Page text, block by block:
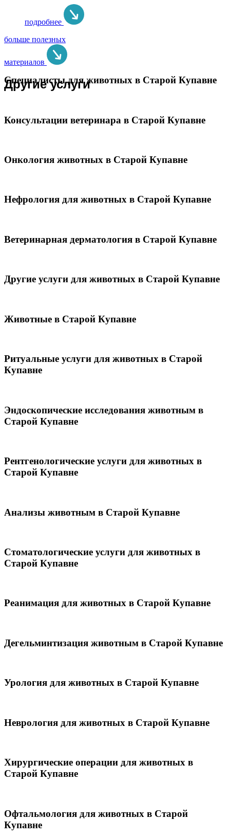
подробнее
больше полезных
материалов
Другие услуги
Специалисты для животных в Старой Купавне
Консультации ветеринара в Старой Купавне
Онкология животных в Старой Купавне
Нефрология для животных в Старой Купавне
Ветеринарная дерматология в Старой Купавне
Другие услуги для животных в Старой Купавне
Животные в Старой Купавне
Ритуальные услуги для животных в Старой
Купавне
Эндоскопические исследования животным в
Старой Купавне
Рентгенологические услуги для животных в
Старой Купавне
Анализы животным в Старой Купавне
Стоматологические услуги для животных в
Старой Купавне
Реанимация для животных в Старой Купавне
Дегельминтизация животным в Старой Купавне
Урология для животных в Старой Купавне
Неврология для животных в Старой Купавне
Хирургические операции для животных в
Старой Купавне
Офтальмология для животных в Старой
Купавне